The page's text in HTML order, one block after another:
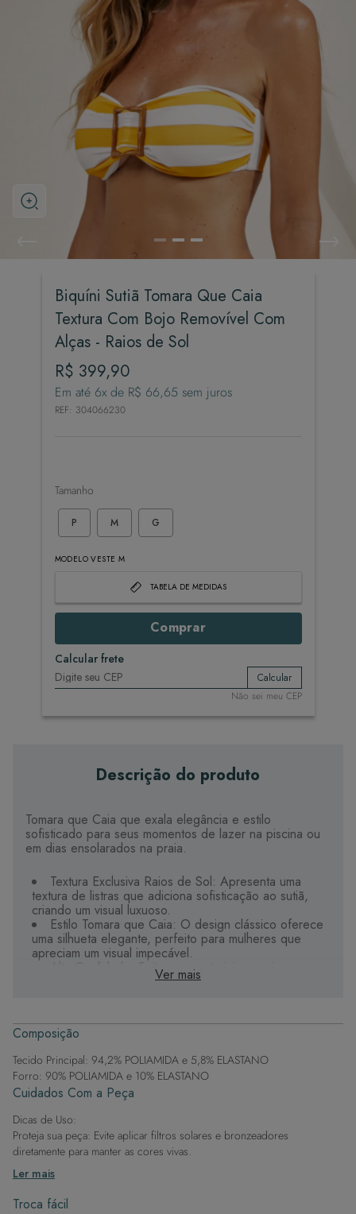
Biquíni Sutiã Tomara Que Caia
Textura Com Bojo Removível Com
Alças - Raios de Sol
R$ 399,90
Em até 6x de R$ 66,65 sem juros
REF: 304066230
Tamanho
P M G
MODELO VESTE M
TABELA DE MEDIDAS
Comprar
Calcular frete
Calcular
Não sei meu CEP
Descrição do produto
Tomara que Caia que exala elegância e estilo
sofisticado para seus momentos de lazer na piscina ou
em dias ensolarados na praia.
Textura Exclusiva Raios de Sol: Apresenta uma
textura de listras que adiciona sofisticação ao sutiã,
criando um visual luxuoso.
Estilo Tomara que Caia: O design clássico oferece
uma silhueta elegante, perfeito para mulheres que
apreciam um visual impecável.
Alta Qualidade: Feito com materiais premium e
acabamento impecável, garantindo durabilidade e
oferece suporte delicado e seguro, moldando-se
suavemente ao corpo para um ajuste perfeito.
Detalhes de Luxo: Os aviamentos cuidadosamente
trabalhados conferem um toque de luxo e distinção.
Estilo Elegante: Com design exclusivo e detalhes
refinados, é a escolha ideal para mulheres que buscam
Ver mais
Composição
Tecido Principal: 94,2% POLIAMIDA e 5,8% ELASTANO
Forro: 90% POLIAMIDA e 10% ELASTANO
Cuidados Com a Peça
Dicas de Uso:
Proteja sua peça: Evite aplicar filtros solares e bronzeadores
diretamente para manter as cores vivas.
Após a piscina: Lembre-se de que o cloro pode desgastar o tecido,
então enxague após sair da água.
Evite superfícies ásperas: Para manter a integridade do tecido, evite
Ler mais
Troca fácil